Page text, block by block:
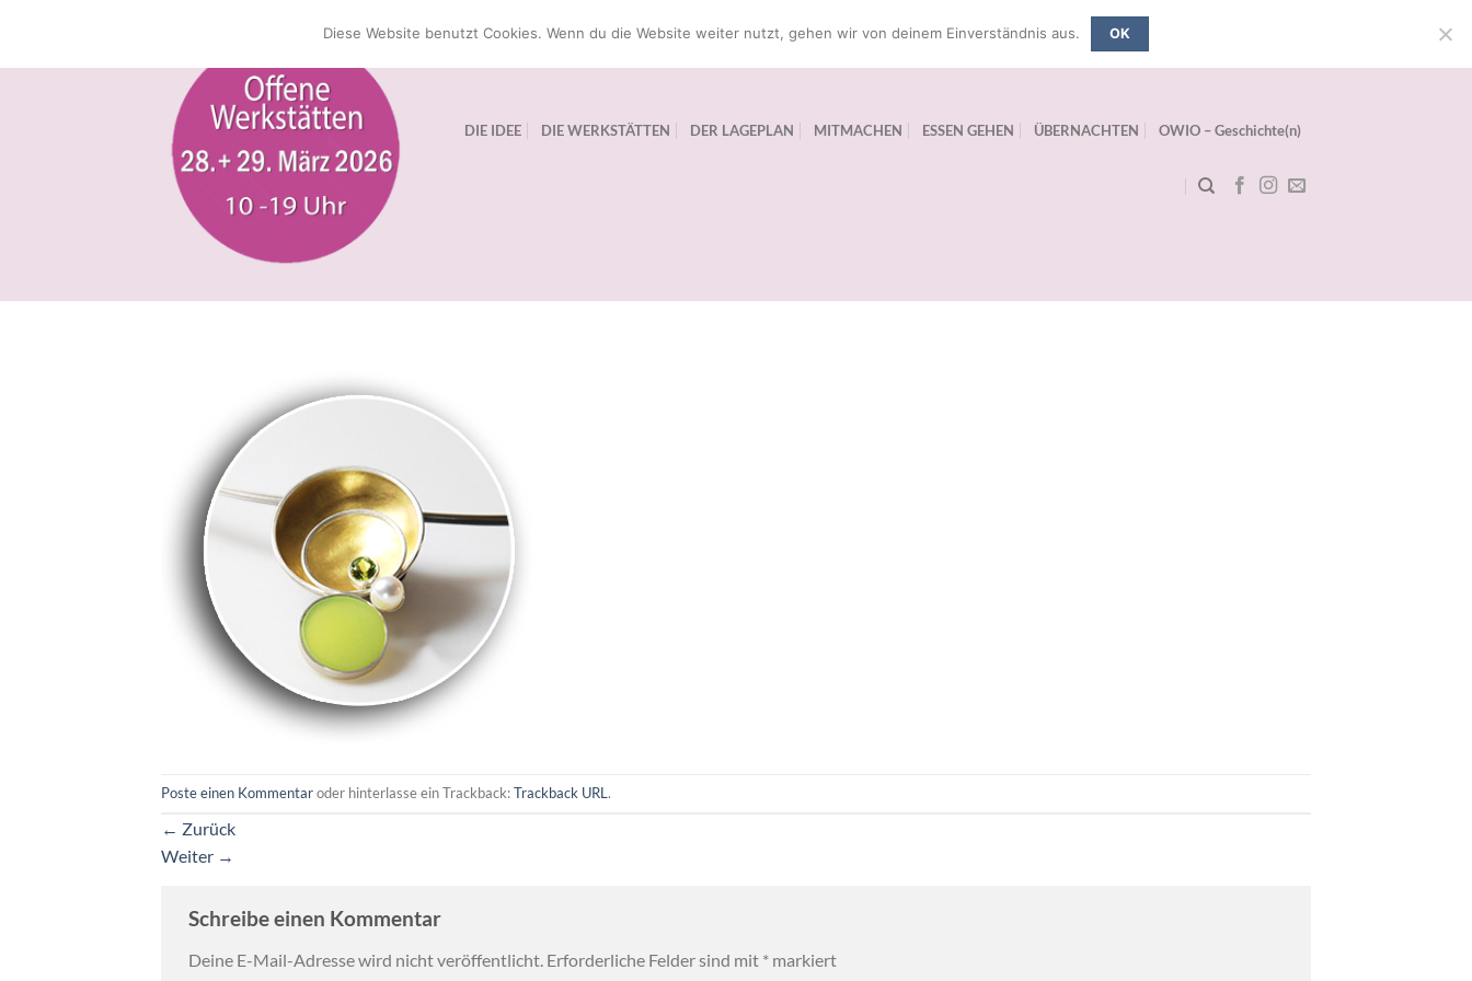
springen
DIE IDEE DIE WERKSTÄTTEN DER LAGEPLAN MITMACHEN ESSEN GEHEN ÜBERNACHTEN OWIO – Geschichte(n)
Poste einen Kommentaroder hinterlasse ein Trackback:Trackback URL.
← Zurück
Weiter →
Schreibe einen Kommentar
Deine E-Mail-Adresse wird nicht veröffentlicht. Erforderliche Felder sind mit * markiert
Diese Website benutzt Cookies. Wenn du die Website weiter nutzt, gehen wir von deinem Einverständnis aus. OK